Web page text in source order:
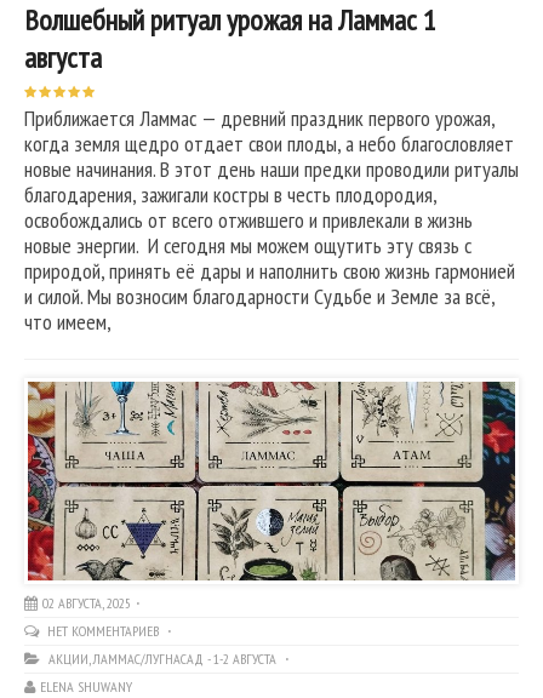
Волшебный ритуал урожая на Ламмас 1
августа
Приближается Ламмас — древний праздник первого урожая,
когда земля щедро отдает свои плоды, а небо благословляет
новые начинания. В этот день наши предки проводили ритуалы
благодарения, зажигали костры в честь плодородия,
освобождались от всего отжившего и привлекали в жизнь
новые энергии. И сегодня мы можем ощутить эту связь с
природой, принять её дары и наполнить свою жизнь гармонией
и силой. Мы возносим благодарности Судьбе и Земле за всё,
что имеем,
02 АВГУСТА, 2025
НЕТ КОММЕНТАРИЕВ
АКЦИИ,ЛАММАС/ЛУГНАСАД - 1-2 АВГУСТА
ELENA SHUWANY